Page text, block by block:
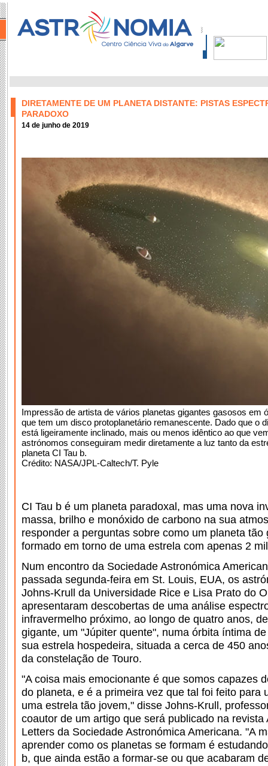
DIRETAMENTE DE UM PLANETA DISTANTE: PISTAS
PARADOXO
14 de junho de 2019
Impressão de artista de vários planetas gigantes gasosos em
que tem um disco protoplanetário remanescente. Dado que o
está ligeiramente inclinado, mais ou menos idêntico ao que
astrónomos conseguiram medir diretamente a luz tanto da
planeta CI Tau b.
Crédito: NASA/JPL-Caltech/T. Pyle
CI Tau b é um planeta paradoxal, mas uma nova
massa, brilho e monóxido de carbono na sua
responder a perguntas sobre como um planeta tão
formado em torno de uma estrela com apenas 2
Num encontro da Sociedade Astronómica
passada segunda-feira em St. Louis, EUA, os
Johns-Krull da Universidade Rice e Lisa Prato do
apresentaram descobertas de uma análise
infravermelho próximo, ao longo de quatro anos,
gigante, um "Júpiter quente", numa órbita íntima
sua estrela hospedeira, situada a cerca de 450
da constelação de Touro.
"A coisa mais emocionante é que somos capazes
do planeta, e é a primeira vez que tal foi feito para
uma estrela tão jovem," disse Johns-Krull,
coautor de um artigo que será publicado na revista
Letters da Sociedade Astronómica Americana. "A
aprender como os planetas se formam é
b, que ainda estão a formar-se ou que acabaram